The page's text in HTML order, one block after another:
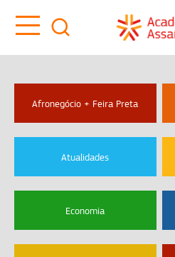
Afronegócio + Feira Preta
Atualidades
Economia